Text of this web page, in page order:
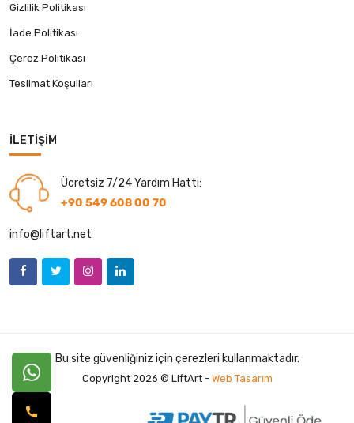
Gizlilik Politikası
İade Politikası
Çerez Politikası
Teslimat Koşulları
İLETIŞIM
Ücretsiz 7/24 Yardım Hattı:
+90 549 608 00 70
info@liftart.net
Bu site güvenliğiniz için çerezleri kullanmaktadır.
Copyright 2026 © LiftArt - Web Tasarım